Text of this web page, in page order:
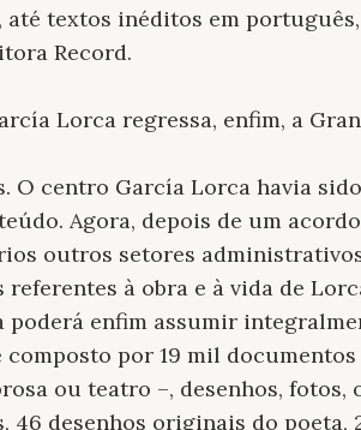
textos inéditos em
Record.
Lorca regressa, enfim, a
O centro García Lorca havia
Agora, depois de um
outros setores
à obra e à vida de
poderá enfim assumir
por 19 mil
ou teatro –, desenhos, fotos,
46 desenhos originais do poeta,